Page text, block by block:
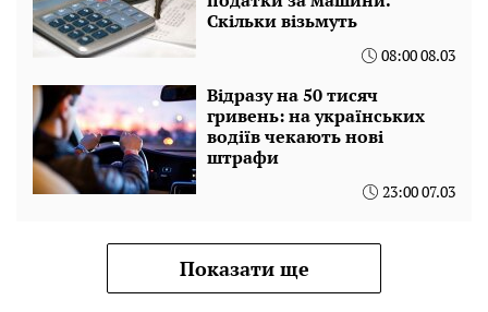
Скільки візьмуть
08:00 08.03
Відразу на 50 тисяч
гривень: на українських
водіїв чекають нові
штрафи
23:00 07.03
Показати ще